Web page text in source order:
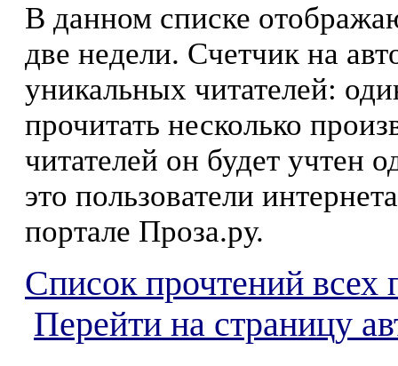
В данном списке
две недели. Счетчик на
уникальных читателей:
прочитать несколько
читателей он будет учтен
это пользователи
портале Проза.ру.
Список прочтений всех
Перейти на страницу